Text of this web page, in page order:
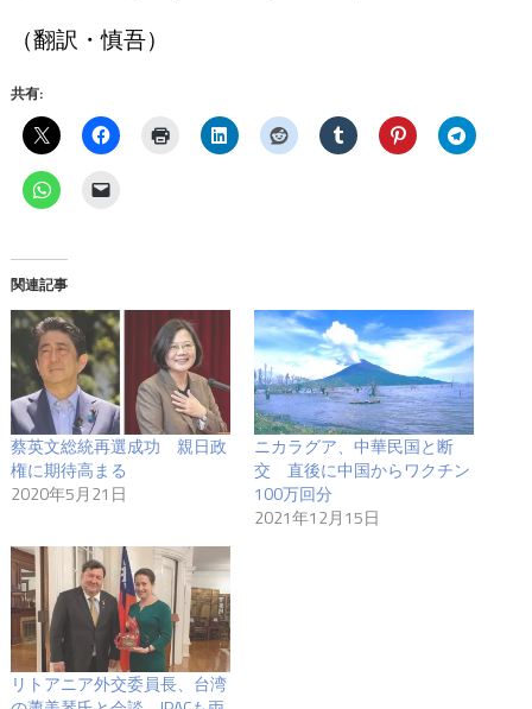
（翻訳・慎吾）
共有:
関連記事
蔡英文総統再選成功 親日政
権に期待高まる
2020年5月21日
ニカラグア、中華民国と断
交 直後に中国からワクチン
100万回分
2021年12月15日
リトアニア外交委員長、台湾